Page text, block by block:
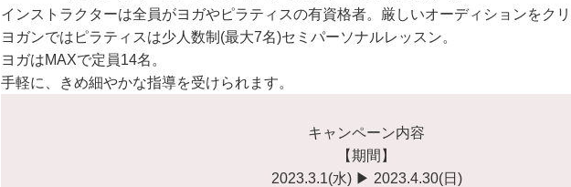
インストラクターは全員がヨガやピラティスの有資格者。厳しいオーディションをクリ
ヨガンではピラティスは少人数制(最大7名)セミパーソナルレッスン。
ヨガはMAXで定員14名。
手軽に、きめ細やかな指導を受けられます。
キャンペーン内容
【期間】
2023.3.1(水) ▶︎ 2023.4.30(日)